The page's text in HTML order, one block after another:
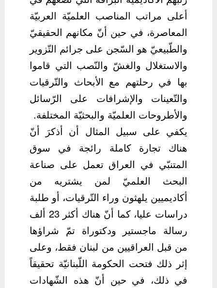
أعلى مراتب المناصب العلميّة العربيّة
المعاصرة، في حين أنّ مكانهم الحقيقيّ
والطّبيعيّ هو السّجن على جرائم التّزوير
والاستغلال والغشّ والنّصب التي قاموا
بها في رحلتهم مع الأبحاث والتّرقيات
والتّعينات والإشرافات على الرّسائل
والأطروحات العلميّة والبحثيّة المختلفة.
يكفي على سبيل المثال أن أذكرَ أنّ
هناك تجارة كاملة رائجة في سوق
المتنبّي في العراق تعمل على صناعة
البحث العلميّ لمن يشتريه من
أكاديميين يلهثون وراء التّرقيات، أو طلبة
دراسات عليا، كما أنّ هناك أكثر 23 ألف
رسالة ماجستير ودكتوراة تمّ شراؤها
من قبل العراقيين من لبنان فقط، وعلى
إثر ذلك فتحت الحكومة اللّبنانيّة تحقيقاً
في ذلك، في حين أنّ هذه الشّهادات